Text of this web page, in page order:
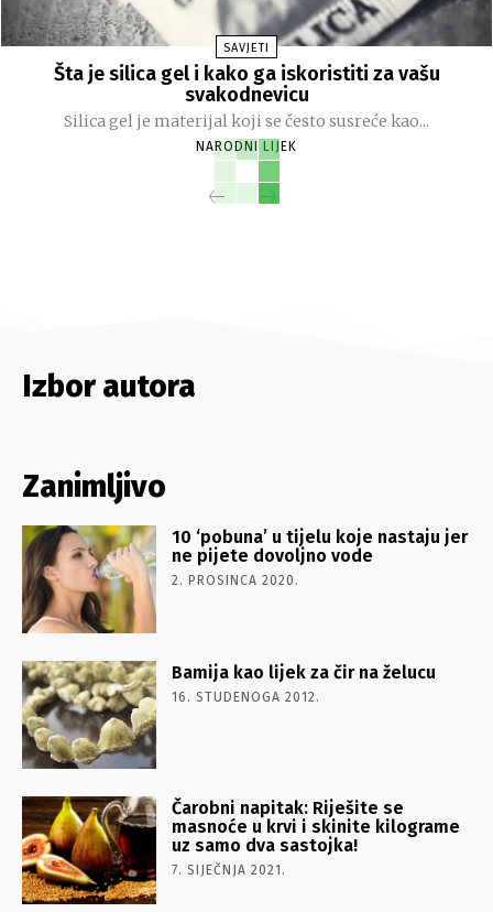
SAVJETI
Šta je silica gel i kako ga iskoristiti za vašu
svakodnevicu
Silica gel je materijal koji se često susreće kao...
NARODNI LIJEK
Izbor autora
Zanimljivo
10 ‘pobuna’ u tijelu koje nastaju jer
ne pijete dovoljno vode
2. PROSINCA 2020.
Bamija kao lijek za čir na želucu
16. STUDENOGA 2012.
Čarobni napitak: Riješite se
masnoće u krvi i skinite kilograme
uz samo dva sastojka!
7. SIJEČNJA 2021.